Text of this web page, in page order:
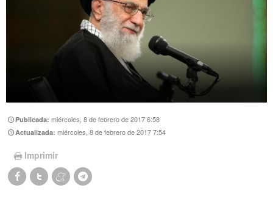
Publicada:miércoles, 8 de febrero de 2017 6:58
Actualizada:miércoles, 8 de febrero de 2017 7:54
Imprimir